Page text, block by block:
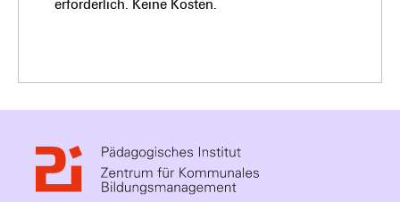
erforderlich. Keine Kosten.